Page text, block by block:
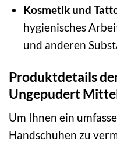
Kosmetik und
hygienisches
und anderen
Produktdetails
Ungepudert
Um Ihnen ein
Handschuhen zu